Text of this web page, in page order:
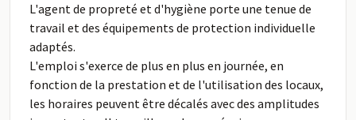
L'agent de propreté et d'hygiène porte une tenue de
travail et des équipements de protection individuelle
adaptés.
L'emploi s'exerce de plus en plus en journée, en
fonction de la prestation et de l'utilisation des locaux,
les horaires peuvent être décalés avec des amplitudes